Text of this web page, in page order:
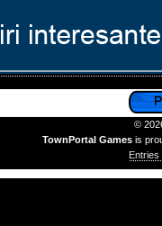
©
TownPortal Games is